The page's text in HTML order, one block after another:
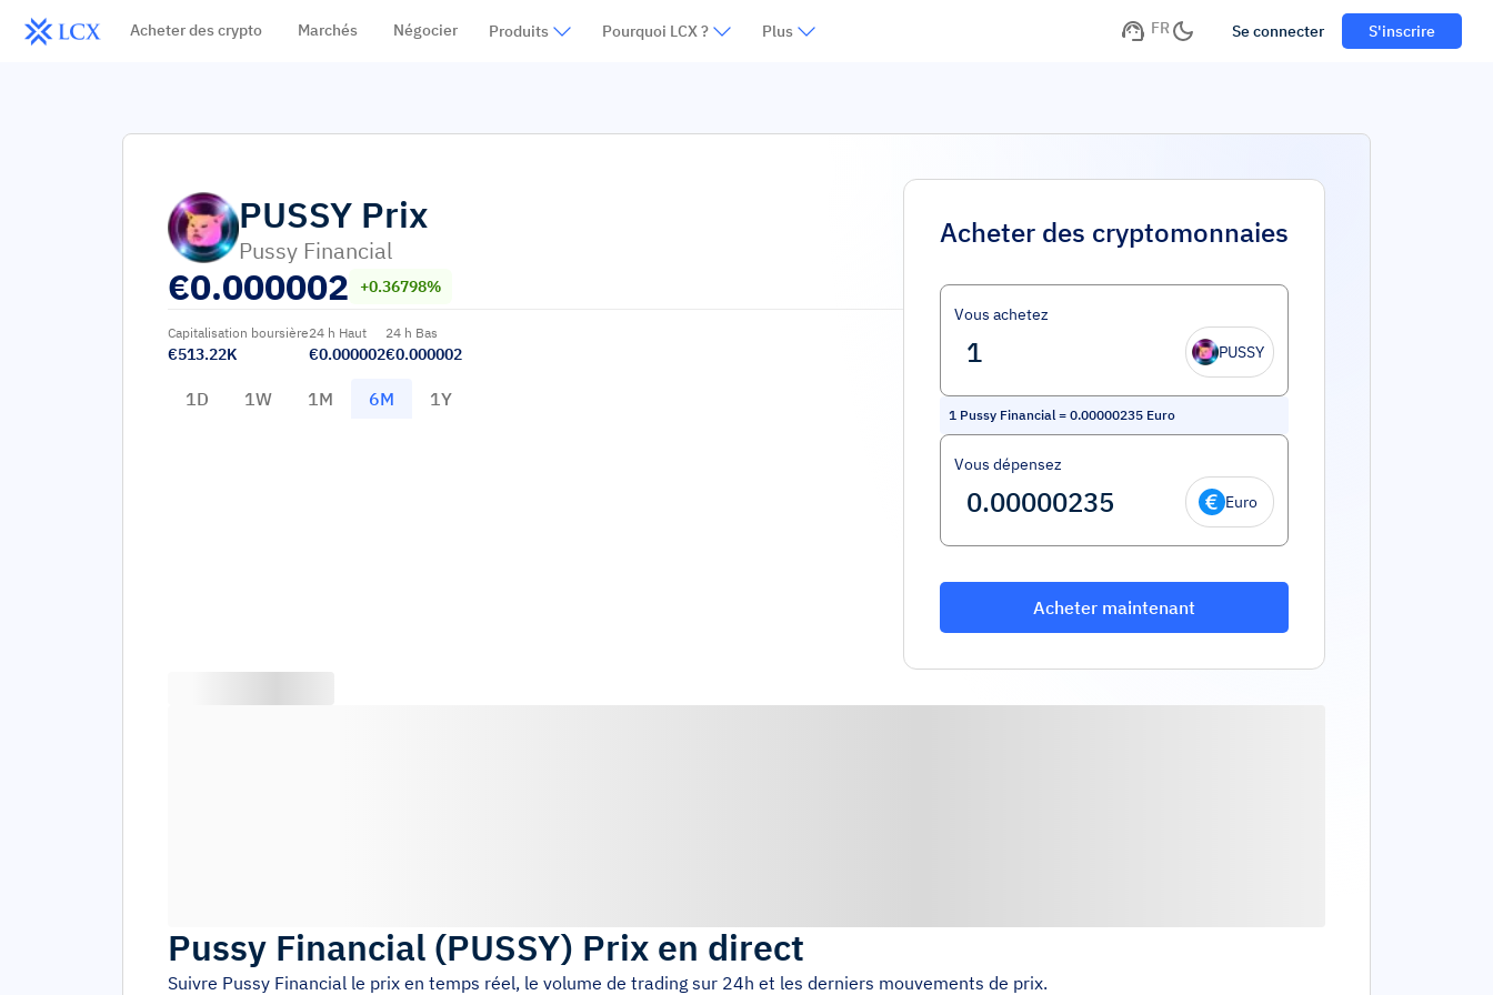
Acheter des crypto Marchés Négocier Produits Pourquoi LCX ? Plus FR Se connecter S'inscrire
PUSSY Prix
Pussy Financial
€0.000002 +0.36798%
Capitalisation boursière
€513.22K
24 h Haut
€0.000002
24 h Bas
€0.000002
1D 1W 1M 6M 1Y
Acheter des cryptomonnaies
Vous achetez
PUSSY
1 Pussy Financial= 0.00000235 Euro
Vous dépensez
Euro
Acheter maintenant
Pussy Financial (PUSSY) Prix en direct
Suivre Pussy Financial le prix en temps réel, le volume de trading sur 24h et les derniers mouvements de prix.